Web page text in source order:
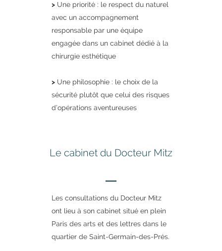
> Une priorité : le respect du naturel
avec un accompagnement
responsable par une équipe
engagée dans un cabinet dédié à la
chirurgie esthétique
> Une philosophie : le choix de la
sécurité plutôt que celui des risques
d’opérations aventureuses
Le cabinet du Docteur Mitz
Les consultations du Docteur Mitz
ont lieu à son cabinet situé en plein
Paris des arts et des lettres dans le
quartier de Saint-Germain-des-Prés.